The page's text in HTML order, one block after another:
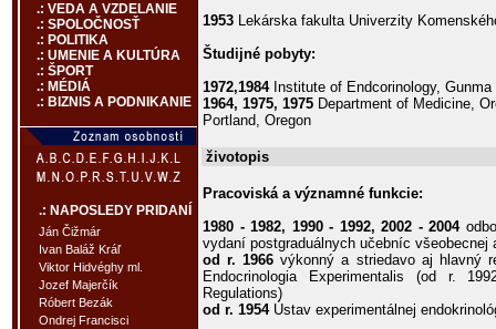
.: VEDA A VZDELANIE
.: SPOLOČNOSŤ
.: POLITIKA
.: UMENIE A KULTÚRA
.: ŠPORT
.: MÉDIÁ
.: BIZNIS A PODNIKANIE
.: NAPOSLEDY PRIDANÍ
Ján Čižmár
Ivan Baláž Kráľ
Viktor Hidvéghy ml.
Jozef Majerčík
Róbert Bezák
Ondrej Francisci
1953 Lekárska fakulta Univerzity
Študijné pobyty:
1972,1984Institute of Endcorinology,
1964, 1975, 1975 Department of Medicine,
Portland, Oregon
životopis
Pracoviská a významné funkcie:
1980 - 1982, 1990 - 1992, 2002 - 2004
vydaní postgraduálnych učebníc všeobecnej
od r. 1966 výkonný a striedavo aj hlavný
Endocrinologia Experimentalis (od r.
Regulations)
od r. 1954Ústav experimentálnej